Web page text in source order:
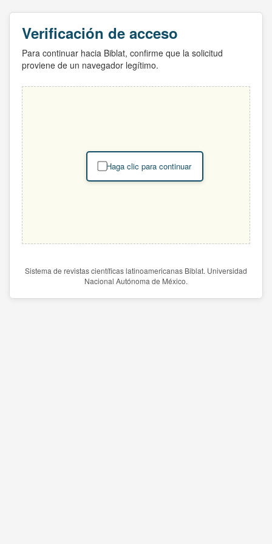
Verificación de acceso
Para continuar hacia Biblat, confirme que la solicitud
proviene de un navegador legítimo.
Haga clic para continuar
Sistema de revistas científicas latinoamericanas Biblat. Universidad
Nacional Autónoma de México.